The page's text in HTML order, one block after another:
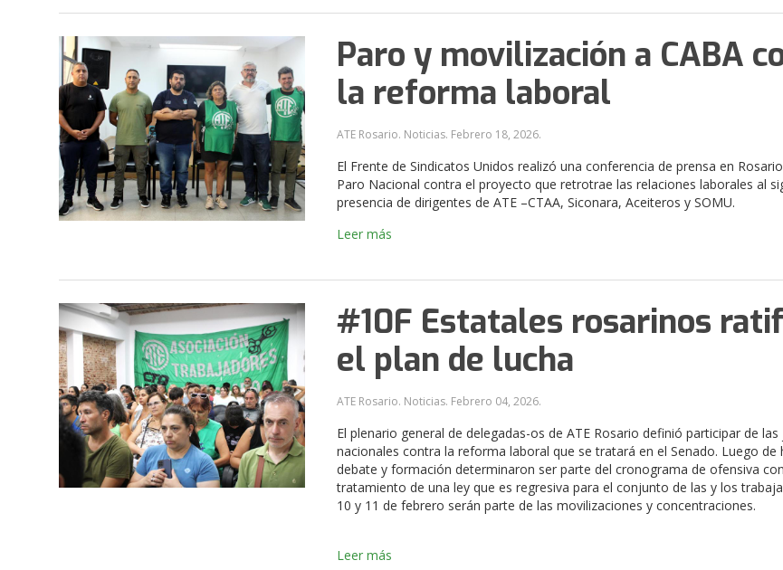
Paro y movilización a CABA
la reforma laboral
ATE Rosario. Noticias. Febrero 18, 2026.
El Frente de Sindicatos Unidos realizó una conferencia de prensa en
Paro Nacional contra el proyecto que retrotrae las relaciones laborales al
presencia de dirigentes de ATE –CTAA, Siconara, Aceiteros y SOMU.
Leer más
#10F Estatales rosarinos
el plan de lucha
ATE Rosario. Noticias. Febrero 04, 2026.
El plenario general de delegadas-os de ATE Rosario definió participar de
nacionales contra la reforma laboral que se tratará en el Senado. Luego de
debate y formación determinaron ser parte del cronograma de ofensiva
tratamiento de una ley que es regresiva para el conjunto de las y los
10 y 11 de febrero serán parte de las movilizaciones y concentraciones.
Leer más